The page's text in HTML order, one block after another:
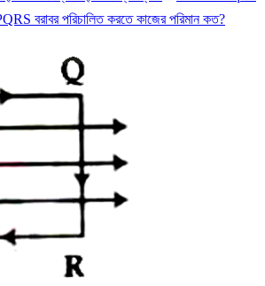
বরাবর পরিচালিত করতে কাজের পরিমান কত?